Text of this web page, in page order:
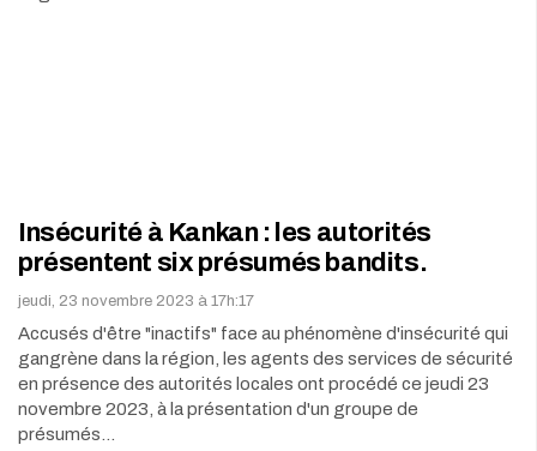
Insécurité à Kankan : les autorités
présentent six présumés bandits.
jeudi, 23 novembre 2023 à 17h:17
Accusés d'être "inactifs" face au phénomène d'insécurité qui
gangrène dans la région, les agents des services de sécurité
en présence des autorités locales ont procédé ce jeudi 23
novembre 2023, à la présentation d'un groupe de
présumés…